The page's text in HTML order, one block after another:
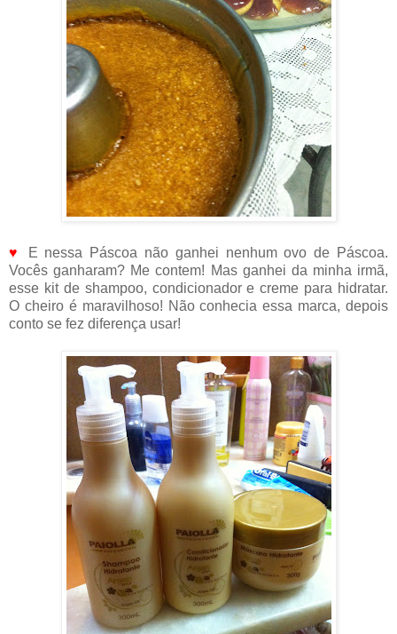
♥
E nessa Páscoa não ganhei nenhum ovo de Páscoa.
Vocês ganharam? Me contem! Mas ganhei da minha irmã,
esse kit de shampoo, condicionador e creme para hidratar.
O cheiro é maravilhoso! Não conhecia essa marca, depois
conto se fez diferença usar!